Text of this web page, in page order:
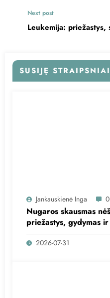
Next post
Leukemija: priežastys,
SUSIJĘ STRAIPSNIAI
Jankauskienė Inga 0
Nugaros skausmas
priežastys, gydymas
simptomai
2026-07-31